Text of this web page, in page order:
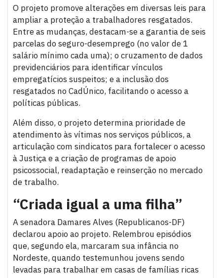
O projeto promove alterações em diversas leis para
ampliar a proteção a trabalhadores resgatados.
Entre as mudanças, destacam-se a garantia de seis
parcelas do seguro-desemprego (no valor de 1
salário mínimo cada uma); o cruzamento de dados
previdenciários para identificar vínculos
empregatícios suspeitos; e a inclusão dos
resgatados no CadÚnico, facilitando o acesso a
políticas públicas.
Além disso, o projeto determina prioridade de
atendimento às vítimas nos serviços públicos, a
articulação com sindicatos para fortalecer o acesso
à Justiça e a criação de programas de apoio
psicossocial, readaptação e reinserção no mercado
de trabalho.
“Criada igual a uma filha”
A senadora Damares Alves (Republicanos-DF)
declarou apoio ao projeto. Relembrou episódios
que, segundo ela, marcaram sua infância no
Nordeste, quando testemunhou jovens sendo
levadas para trabalhar em casas de famílias ricas